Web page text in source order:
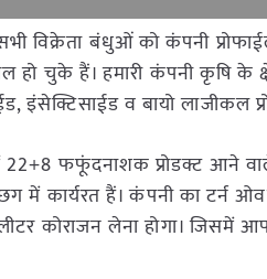
विक्रेता बंधुओं को कंपनी
हैं। हमारी कंपनी कृषि के
इंसेक्टिसाईड व बायो लाजीकल
में 22+8 फफूंदनाशक प्रोडक्ट
में कार्यरत हैं। कंपनी का टर्न
कोराजन लेना होगा। जिसमें